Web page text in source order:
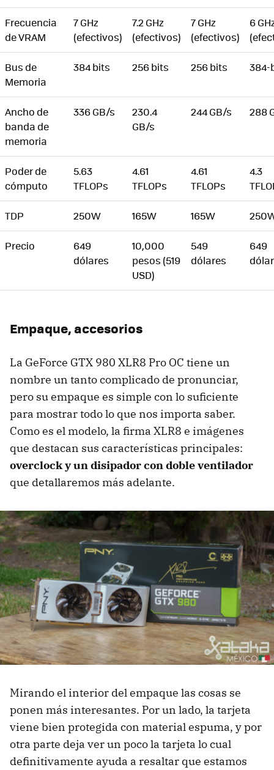
Frecuencia
de VRAM
7 GHz
(efectivos)
7.2 GHz
(efectivos)
7 GHz
(efectivos)
6
Bus de
Memoria
384 bits 256 bits 256 bits 384-
Ancho de
banda de
memoria
336 GB/s
230.4
GB/s
244 GB/s 288
Poder de
cómputo
5.63
TFLOPs
4.61
TFLOPs
4.61
TFLOPs
4.3
TDP 250W 165W 165W
Precio
649
dólares
10,000
pesos (519
USD)
549
dólares
649
Empaque, accesorios
La GeForce GTX 980 XLR8 Pro OC tiene un
nombre un tanto complicado de pronunciar,
pero su empaque es simple con lo suficiente
para mostrar todo lo que nos importa saber.
Como es el modelo, la firma XLR8 e imágenes
que destacan sus características principales:
overclock y un disipador con doble ventilador
que detallaremos más adelante.
Mirando el interior del empaque las cosas se
ponen más interesantes. Por un lado, la tarjeta
viene bien protegida con material espuma, y por
otra parte deja ver un poco la tarjeta lo cual
definitivamente ayuda a resaltar que estamos